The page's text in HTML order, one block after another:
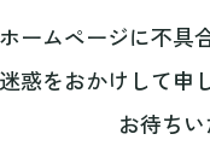
ームページに不具
惑をおかけして申
お待ちい